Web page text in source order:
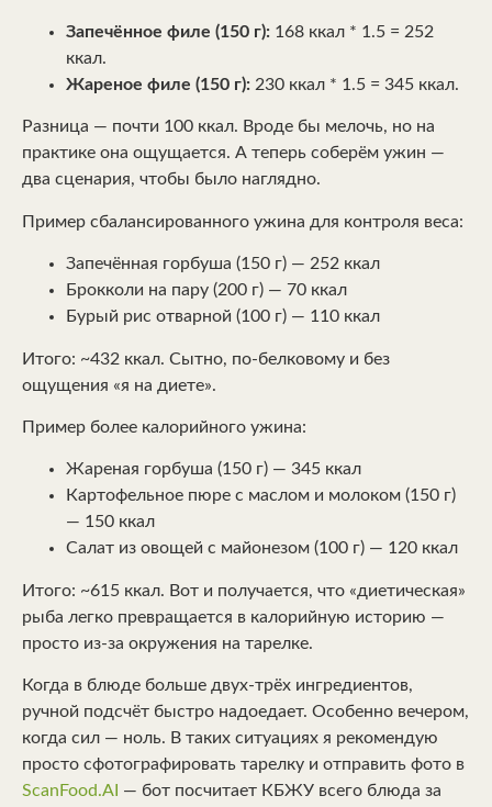
Запечённое филе (150 г): 168 ккал * 1.5 = 252
ккал.
Жареное филе (150 г): 230 ккал * 1.5 = 345 ккал.
Разница — почти 100 ккал. Вроде бы мелочь, но на
практике она ощущается. А теперь соберём ужин —
два сценария, чтобы было наглядно.
Пример сбалансированного ужина для контроля веса:
Запечённая горбуша (150 г) — 252 ккал
Брокколи на пару (200 г) — 70 ккал
Бурый рис отварной (100 г) — 110 ккал
Итого: ~432 ккал. Сытно, по-белковому и без
ощущения «я на диете».
Пример более калорийного ужина:
Жареная горбуша (150 г) — 345 ккал
Картофельное пюре с маслом и молоком (150 г)
— 150 ккал
Салат из овощей с майонезом (100 г) — 120 ккал
Итого: ~615 ккал. Вот и получается, что «диетическая»
рыба легко превращается в калорийную историю —
просто из-за окружения на тарелке.
Когда в блюде больше двух-трёх ингредиентов,
ручной подсчёт быстро надоедает. Особенно вечером,
когда сил — ноль. В таких ситуациях я рекомендую
просто сфотографировать тарелку и отправить фото в
ScanFood.AI — бот посчитает КБЖУ всего блюда за